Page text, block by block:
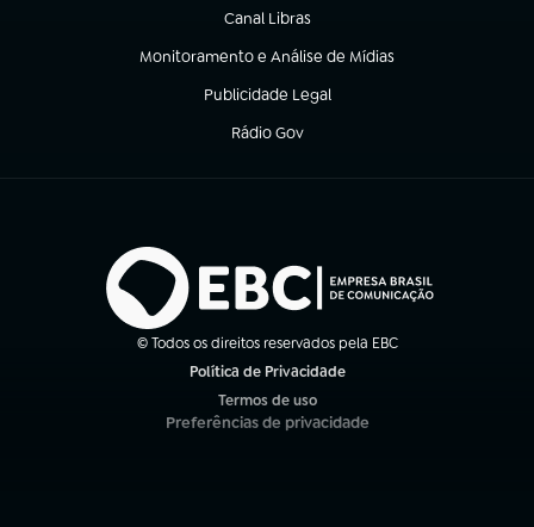
Canal Libras
(abre em nova aba)
Monitoramento e Análise de Mídias
(abre em nova aba)
Publicidade Legal
(abre em nova aba)
Rádio Gov
(abre em nova aba)
© Todos os direitos reservados pela EBC
Política de Privacidade
Termos de uso
(abre em nova aba)
Preferências de privacidade